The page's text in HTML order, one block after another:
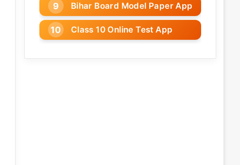
Bihar Board Model Paper App
Class 10 Online Test App